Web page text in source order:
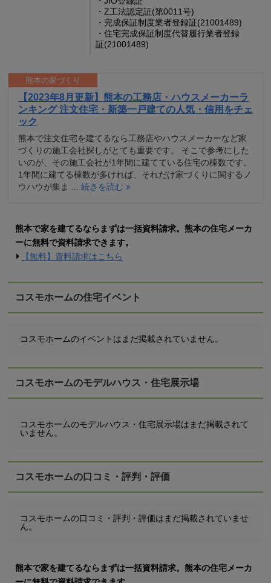
・Z工法認定証(第0011号)
・完成保証制度業者登録証(21001489)
・住宅完成保証制度代替履行業者登録
証(21001489)
【2023年8月更新】熊本の工務店・ハウスメーカーラ
ンキング 注文住宅・新築一戸建ての人気・信用をチェ
ック
熊本で注文住宅を建てるなら工務店やハウスメーカーなど家
づくりの施工会社探しがとても重要です。 そこで参考にした
いのが、その施工会社が1年間に建てている住宅の棟数です。
1年間に建てる棟数が多ければ、それだけ家づくりに関するノ
ウハウが集ま ... 続きを読む
熊本の家づくり
熊本で家を建てるならまずは一括資料請求。熊本の住宅メーカ
ーに無料で資料請求できます。
【無料】資料請求はこちら
コスモホームの住宅イベント
コスモホームのイベントはまだ掲載されていません。
コスモホームのモデルハウス・住宅展示場
コスモホームのモデルハウス・住宅展示場はまだ掲載されて
いません。
コスモホームの口コミ・評判・評価
コスモホームの口コミ・評判・評価はまだ掲載されていませ
ん。
熊本で家を建てるならまずは一括資料請求。熊本の住宅メーカ